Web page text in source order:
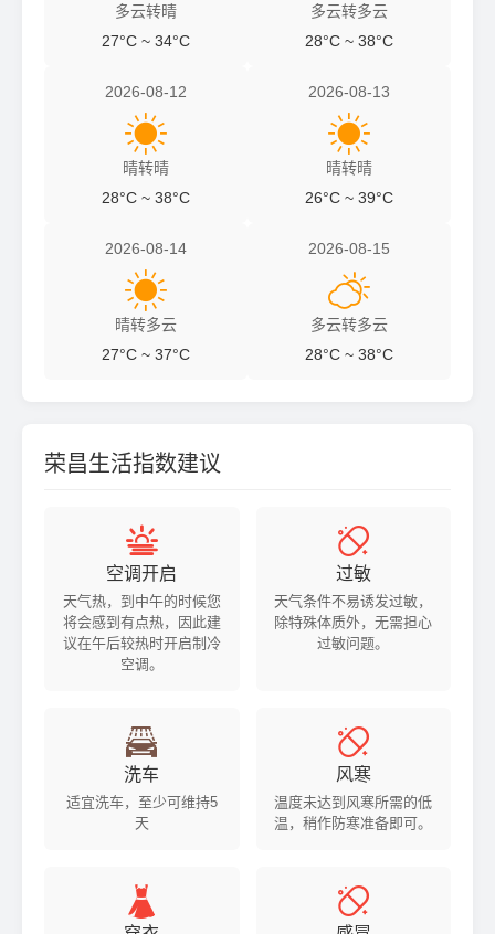
多云转晴
27°C ~ 34°C
多云转多云
28°C ~ 38°C
2026-08-12

晴转晴
28°C ~ 38°C
2026-08-13

晴转晴
26°C ~ 39°C
2026-08-14

晴转多云
27°C ~ 37°C
2026-08-15

多云转多云
28°C ~ 38°C
荣昌生活指数建议

空调开启
天气热，到中午的时候您
将会感到有点热，因此建
议在午后较热时开启制冷
空调。

过敏
天气条件不易诱发过敏，
除特殊体质外，无需担心
过敏问题。

洗车
适宜洗车，至少可维持5
天

风寒
温度未达到风寒所需的低
温，稍作防寒准备即可。
 